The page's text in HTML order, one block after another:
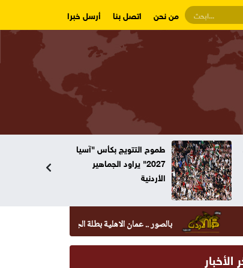
من نحن اتصل بنا أرسل خبرا
طموح التتويج بكأس "آسيا
2027" يراود الجماهير
الأردنية
بالصور .. عمان الاهلية بطلة الجامعات الأردنية في الكراتيه
الأخبار